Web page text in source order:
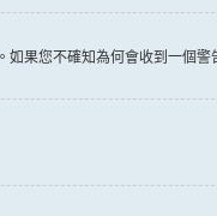
果您不確知為何會收到一個警